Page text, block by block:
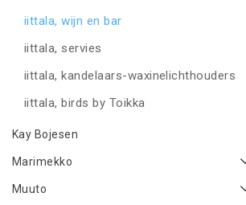
iittala, wijn en bar
iittala, servies
iittala, kandelaars-waxinelichthouders
iittala, birds by Toikka
Kay Bojesen
Marimekko
Muuto